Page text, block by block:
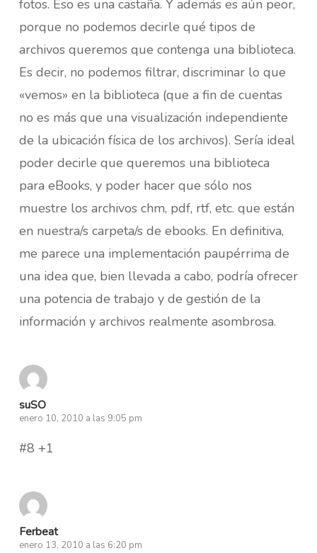
fotos. Eso es una castaña. Y además es aún peor,
porque no podemos decirle qué tipos de
archivos queremos que contenga una biblioteca.
Es decir, no podemos filtrar, discriminar lo que
«vemos» en la biblioteca (que a fin de cuentas
no es más que una visualización independiente
de la ubicación física de los archivos). Sería ideal
poder decirle que queremos una biblioteca
para eBooks, y poder hacer que sólo nos
muestre los archivos chm, pdf, rtf, etc. que están
en nuestra/s carpeta/s de ebooks. En definitiva,
me parece una implementación paupérrima de
una idea que, bien llevada a cabo, podría ofrecer
una potencia de trabajo y de gestión de la
información y archivos realmente asombrosa.
suSO
enero 10, 2010 a las 9:05 pm
#8 +1
Ferbeat
enero 13, 2010 a las 6:20 pm